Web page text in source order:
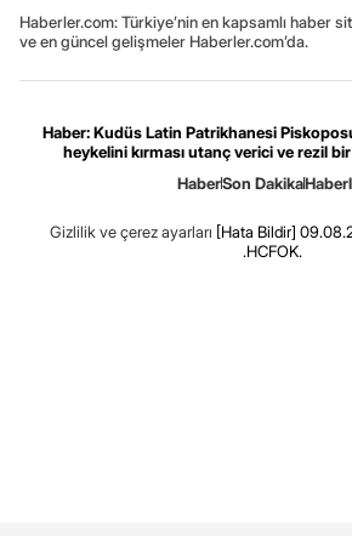
Haberler.com: Türkiye’nin en kapsamlı haber
ve en güncel gelişmeler Haberler.com’da.
Haber: Kudüs Latin Patrikhanesi
heykelini kırması utanç verici ve rezil
HaberSon Dakika
Gizlilik ve çerez ayarları [Hata Bildir]
.HCFOK.